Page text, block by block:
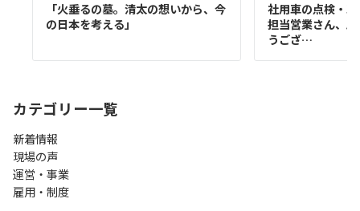
「火垂るの墓。清太の想いから、今
の日本を考える」
社用車の点検・
担当営業さん、
うござ…
カテゴリー一覧
新着情報
現場の声
運営・事業
雇用・制度